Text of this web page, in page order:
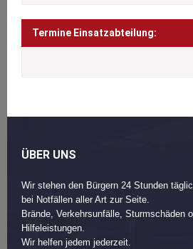
Termine Einsatzabteilung:
ÜBER UNS
Wir stehen den Bürgern 24 Stunden
bei Notfällen aller Art zur Seite.
Brände, Verkehrsunfälle, Sturmschäden
Hilfeleistungen.
Wir helfen jedem jederzeit.